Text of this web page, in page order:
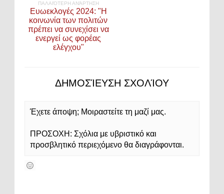
ΠΑΛΑΙΌΤΕΡΗ ΑΝΆΡΤΗΣΗ
Ευωεκλογές 2024: "Η
κοινωνία των πολιτών
πρέπει να συνεχίσει να
ενεργεί ως φορέας
ελέγχου"
ΔΗΜΟΣΊΕΥΣΗ ΣΧΟΛΊΟΥ
Έχετε άποψη; Μοιραστείτε τη μαζί μας.
ΠΡΟΣΟΧΗ: Σχόλια με υβριστικό και
προσβλητικό περιεχόμενο θα διαγράφονται.